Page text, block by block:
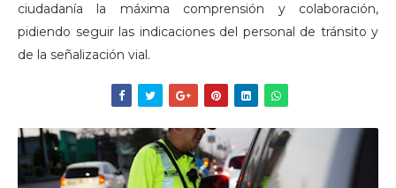
ciudadanía la máxima comprensión y colaboración,
pidiendo seguir las indicaciones del personal de tránsito y
de la señalización vial.